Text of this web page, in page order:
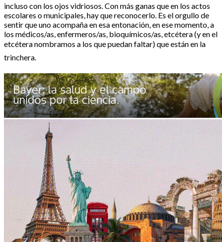
incluso con los ojos vidriosos. Con más ganas que en los actos
escolares o municipales, hay que reconocerlo. Es el orgullo de
sentir que uno acompaña en esa entonación, en ese momento, a
los médicos/as, enfermeros/as, bioquímicos/as, etcétera (y en el
etcétera nombramos a los que puedan faltar) que están en la
trinchera.